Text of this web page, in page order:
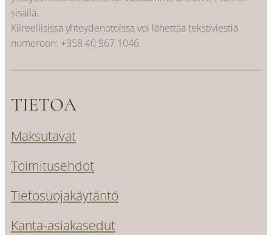
sisällä.
Kiireellisissä yhteydenotoissa voi lähettää tekstiviestiä
numeroon: +358 40 967 1046
TIETOA
Maksutavat
Toimitusehdot
Tietosuojakäytäntö
Kanta-asiakasedut